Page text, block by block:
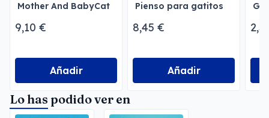
Mother And BabyCat
9,10 €
Añadir
Pienso para gatitos
8,45 €
Añadir
Lo has podido ver en